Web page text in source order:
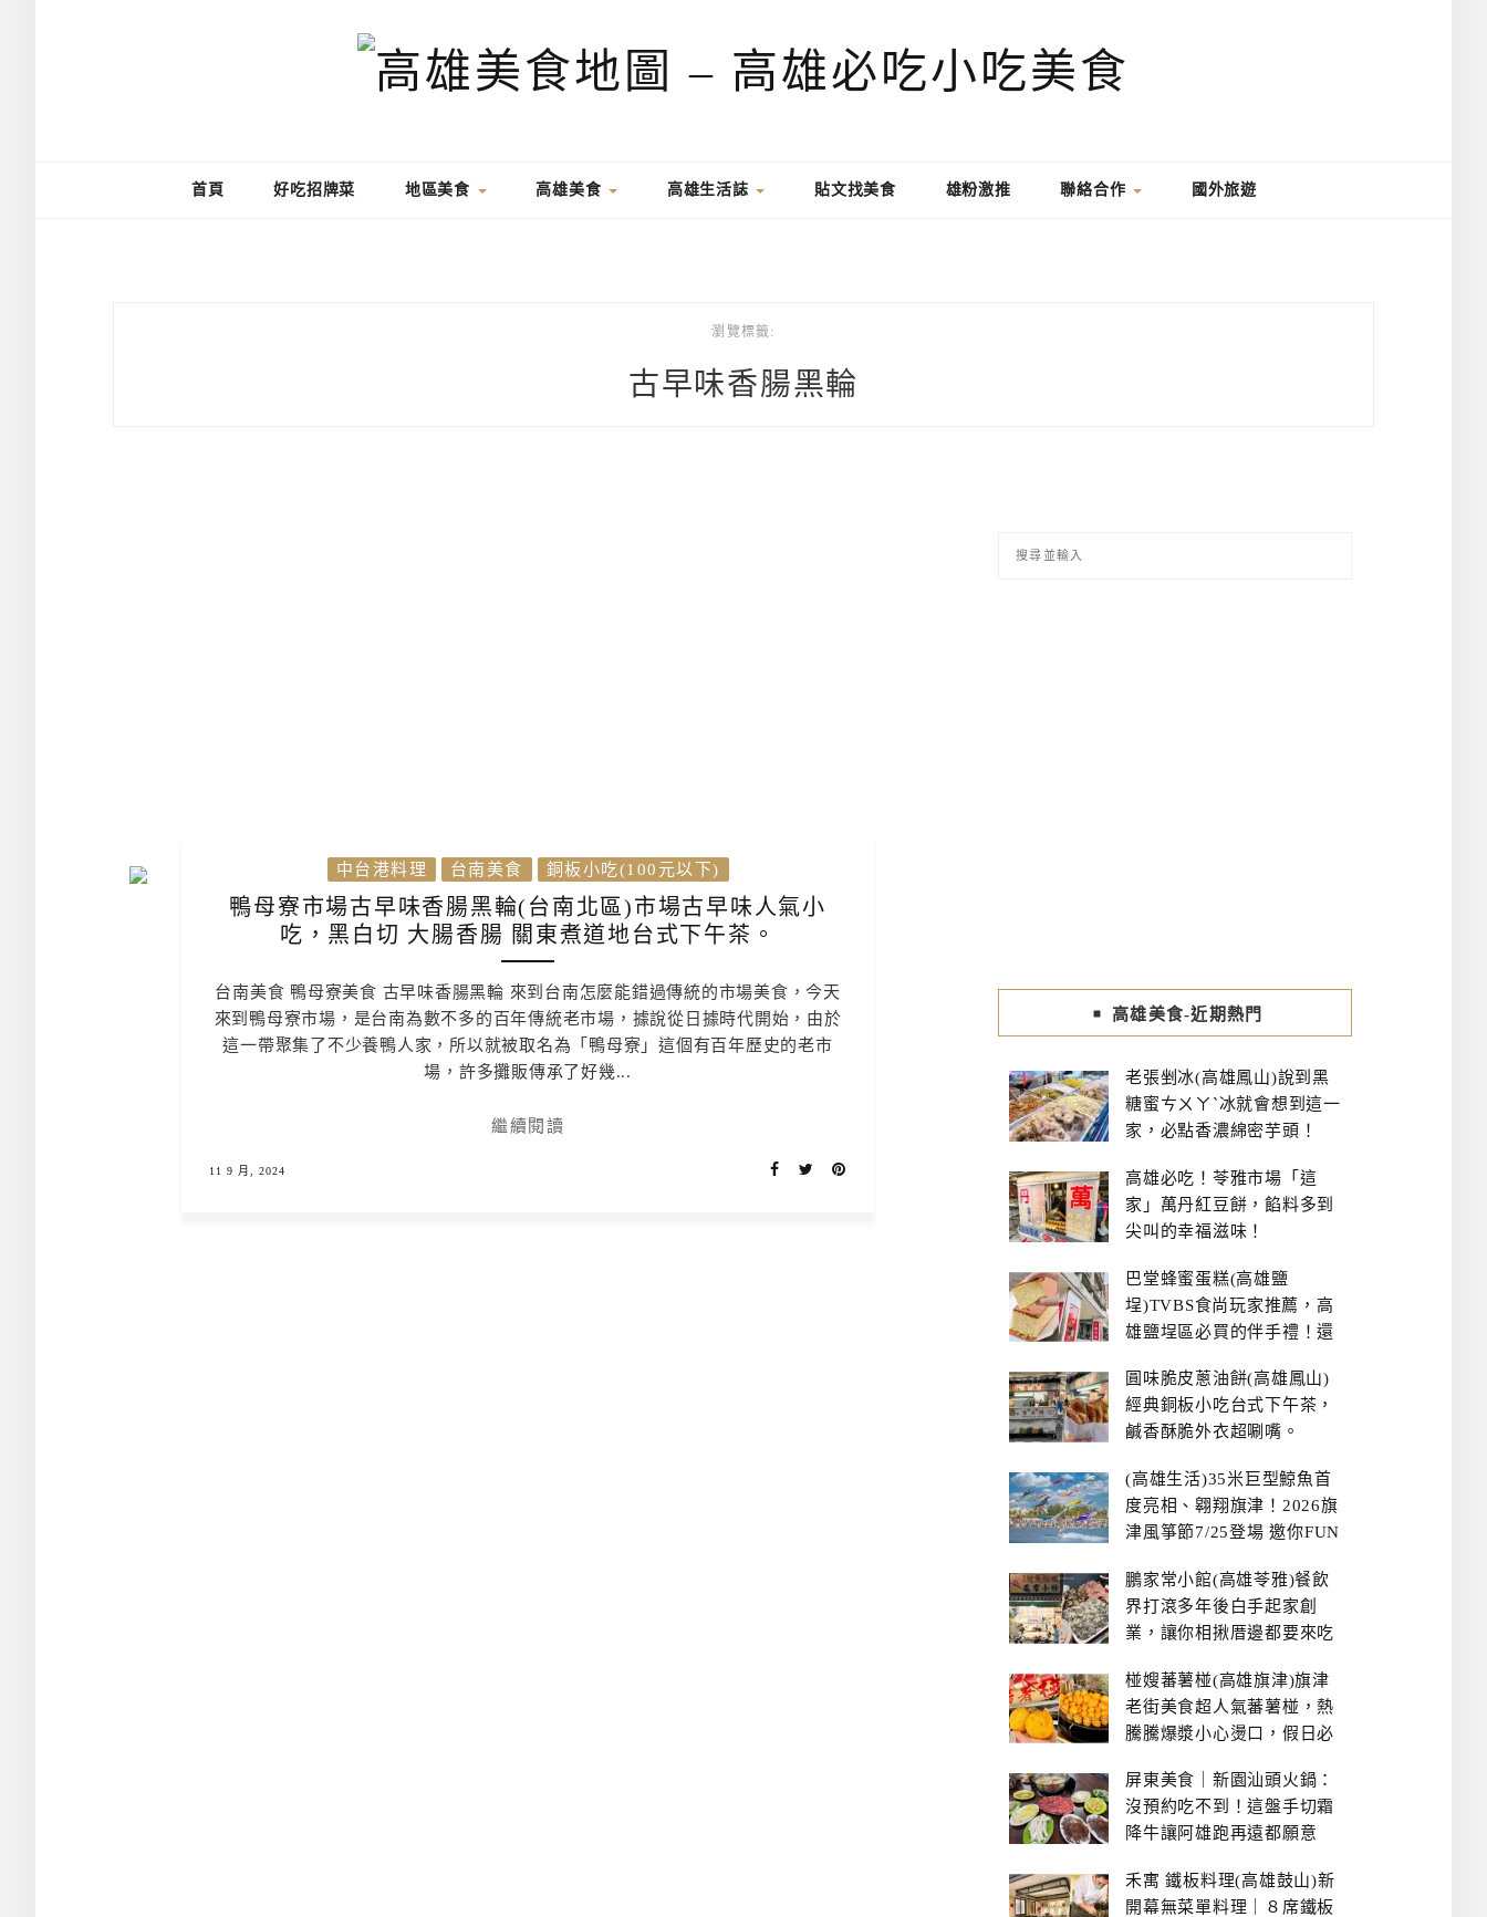
首頁 好吃招牌菜 地區美食 高雄美食 高雄生活誌 貼文找美食 雄粉激推 聯絡合作 國外旅遊
瀏覽標籤:
古早味香腸黑輪
中台港料理 台南美食 銅板小吃(100元以下)
鴨母寮市場古早味香腸黑輪(台南北區)市場古早味人氣小
吃，黑白切 大腸香腸 關東煮道地台式下午茶。
台南美食 鴨母寮美食 古早味香腸黑輪 來到台南怎麼能錯過傳統的市場美食，今天
來到鴨母寮市場，是台南為數不多的百年傳統老市場，據說從日據時代開始，由於
這一帶聚集了不少養鴨人家，所以就被取名為「鴨母寮」這個有百年歷史的老市
場，許多攤販傳承了好幾...
繼續閱讀
11 9 月, 2024
高雄美食-近期熱門
老張剉冰(高雄鳳山)說到黑
糖蜜ㄘㄨㄚˋ冰就會想到這一
家，必點香濃綿密芋頭！
高雄必吃！苓雅市場「這
家」萬丹紅豆餅，餡料多到
尖叫的幸福滋味！
巴堂蜂蜜蛋糕(高雄鹽
埕)TVBS食尚玩家推薦，高
雄鹽埕區必買的伴手禮！還
圓味脆皮蔥油餅(高雄鳳山)
經典銅板小吃台式下午茶，
鹹香酥脆外衣超唰嘴。
(高雄生活)35米巨型鯨魚首
度亮相、翱翔旗津！2026旗
津風箏節7/25登場 邀你FUN
鵬家常小館(高雄苓雅)餐飲
界打滾多年後白手起家創
業，讓你相揪厝邊都要來吃
椪嫂蕃薯椪(高雄旗津)旗津
老街美食超人氣蕃薯椪，熱
騰騰爆漿小心燙口，假日必
屏東美食｜新園汕頭火鍋：
沒預約吃不到！這盤手切霜
降牛讓阿雄跑再遠都願意
禾寓 鐵板料理(高雄鼓山)新
開幕無菜單料理｜８席鐵板